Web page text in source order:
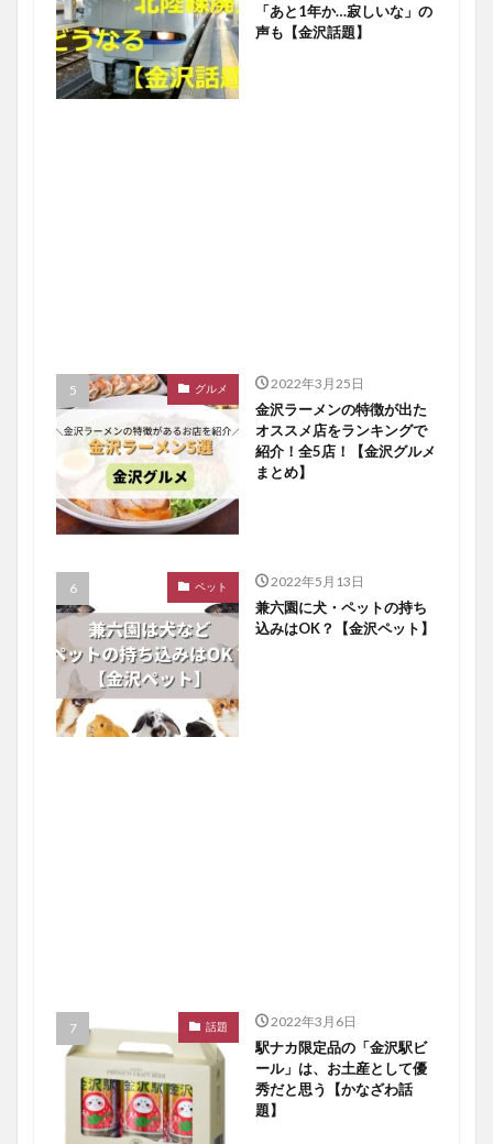
「あと1年か…寂しいな」の
声も【金沢話題】
グルメ 2022年3月25日
金沢ラーメンの特徴が出た
オススメ店をランキングで
紹介！全5店！【金沢グルメ
まとめ】
ペット 2022年5月13日
兼六園に犬・ペットの持ち
込みはOK？【金沢ペット】
話題 2022年3月6日
駅ナカ限定品の「金沢駅ビ
ール」は、お土産として優
秀だと思う【かなざわ話
題】